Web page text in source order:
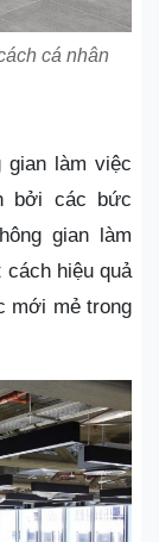
cá nhân
gian làm việc
bởi các bức
gian làm
hiệu quả
mới mẻ trong